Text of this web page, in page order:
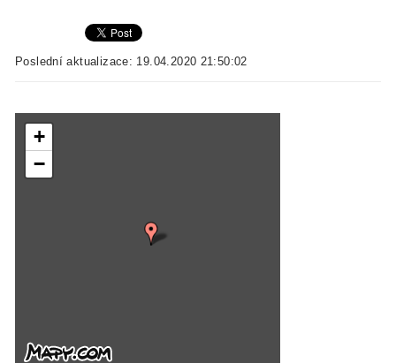
Poslední aktualizace: 19.04.2020 21:50:02
+
−